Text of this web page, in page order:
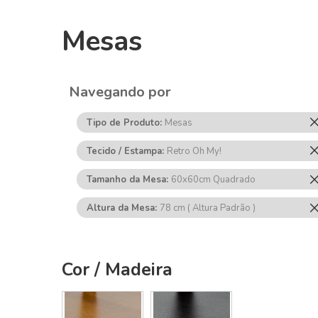
Mesas
Navegando por
Tipo de Produto Mesas
Tecido / Estampa Retro Oh My!
Tamanho da Mesa 60x60cm Quadrado
Altura da Mesa 78 cm ( Altura Padrão )
Cor / Madeira